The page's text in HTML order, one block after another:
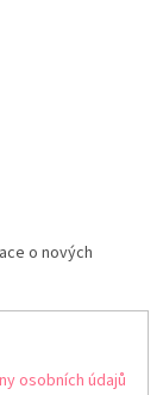
o nových
osobních údajů